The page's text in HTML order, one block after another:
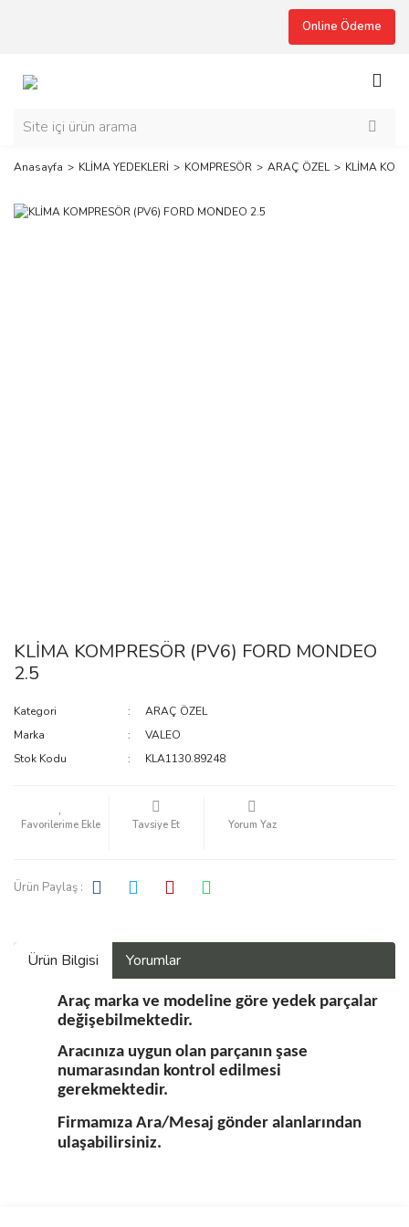
Online Ödeme
Anasayfa KLİMA YEDEKLERİ KOMPRESÖR ARAÇ ÖZEL KLİMA
KLİMA KOMPRESÖR (PV6) FORD MONDEO
2.5
Kategori
ARAÇ ÖZEL
Marka
VALEO
Stok Kodu
KLA1130.89248
Tavsiye Et Yorum Yaz
Ürün Paylaş :
Ürün Bilgisi Yorumlar
Araç marka ve modeline göre yedek parçalar
değişebilmektedir.
Aracınıza uygun olan parçanın şase
numarasından kontrol edilmesi
gerekmektedir.
Firmamıza Ara/Mesaj gönder alanlarından
ulaşabilirsiniz.